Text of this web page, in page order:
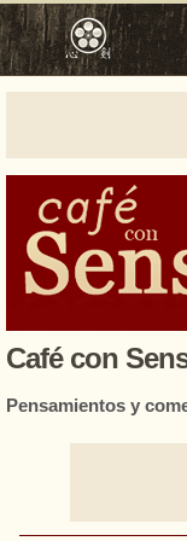
Café con
Pensamientos y